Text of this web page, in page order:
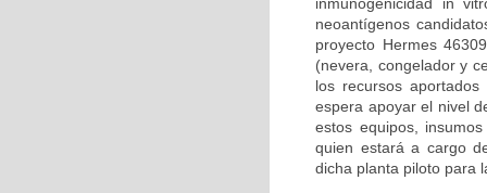
neoantígenos
proyecto Hermes
(nevera, congelador y
los recursos
espera apoyar el nivel
estos equipos,
quien estará a cargo
dicha planta piloto para